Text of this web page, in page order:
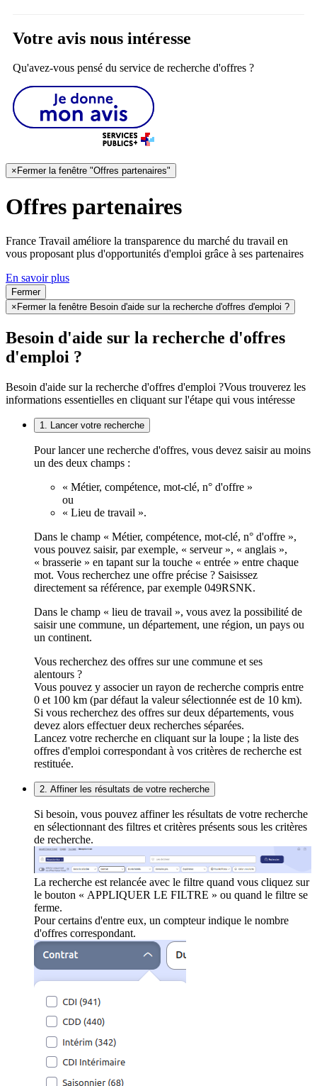
Votre avis nous intéresse
Qu'avez-vous pensé du service de recherche d'offres ?
× Fermer la fenêtre "Offres partenaires"
Offres partenaires
France Travail améliore la transparence du marché du travail en
vous proposant plus d'opportunités d'emploi grâce à ses partenaires
En savoir plus
Fermer
× Fermer la fenêtre Besoin d'aide sur la recherche d'offres d'emploi ?
Besoin d'aide sur la recherche d'offres
d'emploi ?
Besoin d'aide sur la recherche d'offres d'emploi ?Vous trouverez les
informations essentielles en cliquant sur l'étape qui vous intéresse
1. Lancer votre recherche
Pour lancer une recherche d'offres, vous devez saisir au moins
un des deux champs :
« Métier, compétence, mot-clé, n° d'offre »
ou
« Lieu de travail ».
Dans le champ « Métier, compétence, mot-clé, n° d'offre »,
vous pouvez saisir, par exemple, « serveur », « anglais »,
« brasserie » en tapant sur la touche « entrée » entre chaque
mot. Vous recherchez une offre précise ? Saisissez
directement sa référence, par exemple 049RSNK.
Dans le champ « lieu de travail », vous avez la possibilité de
saisir une commune, un département, une région, un pays ou
un continent.
Vous recherchez des offres sur une commune et ses
alentours ?
Vous pouvez y associer un rayon de recherche compris entre
0 et 100 km (par défaut la valeur sélectionnée est de 10 km).
Si vous recherchez des offres sur deux départements, vous
devez alors effectuer deux recherches séparées.
Lancez votre recherche en cliquant sur la loupe ; la liste des
offres d'emploi correspondant à vos critères de recherche est
restituée.
2. Affiner les résultats de votre recherche
Si besoin, vous pouvez affiner les résultats de votre recherche
en sélectionnant des filtres et critères présents sous les critères
de recherche.
La recherche est relancée avec le filtre quand vous cliquez sur
le bouton « APPLIQUER LE FILTRE » ou quand le filtre se
ferme.
Pour certains d'entre eux, un compteur indique le nombre
d'offres correspondant.